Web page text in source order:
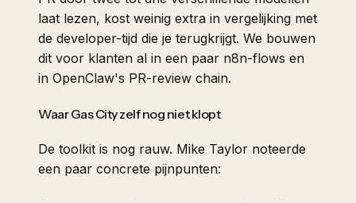
laat lezen, kost weinig extra in vergelijking met
de developer-tijd die je terugkrijgt. We bouwen
dit voor klanten al in een paar n8n-flows en
in OpenClaw's PR-review chain.
Waar Gas City zelf nog niet klopt
De toolkit is nog rauw. Mike Taylor noteerde
een paar concrete pijnpunten: